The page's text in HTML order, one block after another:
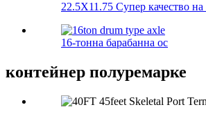
22.5X11.75 Супер качество
16-тонна барабанна ос
контейнер полуремарке